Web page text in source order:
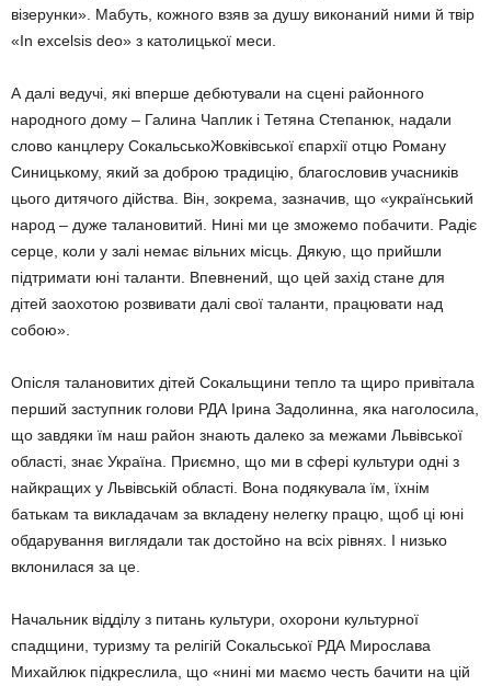
візерунки». Мабуть, кожного взяв за душу виконаний ними й твір
«In excelsis deo» з католицької меси.
А далі ведучі, які вперше дебютували на сцені районного
народного дому – Галина Чаплик і Тетяна Степанюк, надали
слово канцлеру СокальськоЖовківської єпархії отцю Роману
Синицькому, який за доброю традицію, благословив учасників
цього дитячого дійства. Він, зокрема, зазначив, що «український
народ – дуже талановитий. Нині ми це зможемо побачити. Радіє
серце, коли у залі немає вільних місць. Дякую, що прийшли
підтримати юні таланти. Впевнений, що цей захід стане для
дітей заохотою розвивати далі свої таланти, працювати над
собою».
Опісля талановитих дітей Сокальщини тепло та щиро привітала
перший заступник голови РДА Ірина Задолинна, яка наголосила,
що завдяки їм наш район знають далеко за межами Львівської
області, знає Україна. Приємно, що ми в сфері культури одні з
найкращих у Львівській області. Вона подякувала їм, їхнім
батькам та викладачам за вкладену нелегку працю, щоб ці юні
обдарування виглядали так достойно на всіх рівнях. І низько
вклонилася за це.
Начальник відділу з питань культури, охорони культурної
спадщини, туризму та релігій Сокальської РДА Мирослава
Михайлюк підкреслила, що «нині ми маємо честь бачити на цій